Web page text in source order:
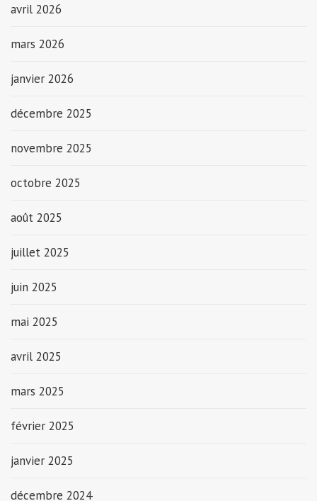
avril 2026
mars 2026
janvier 2026
décembre 2025
novembre 2025
octobre 2025
août 2025
juillet 2025
juin 2025
mai 2025
avril 2025
mars 2025
février 2025
janvier 2025
décembre 2024